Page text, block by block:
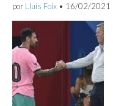
por Lluís Foix • 16/02/2021